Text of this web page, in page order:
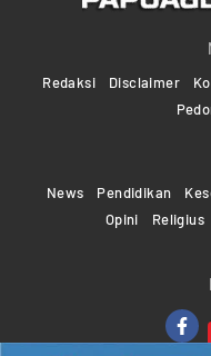
Redaksi Disclaimer
News Pendidikan
Opini
Religius